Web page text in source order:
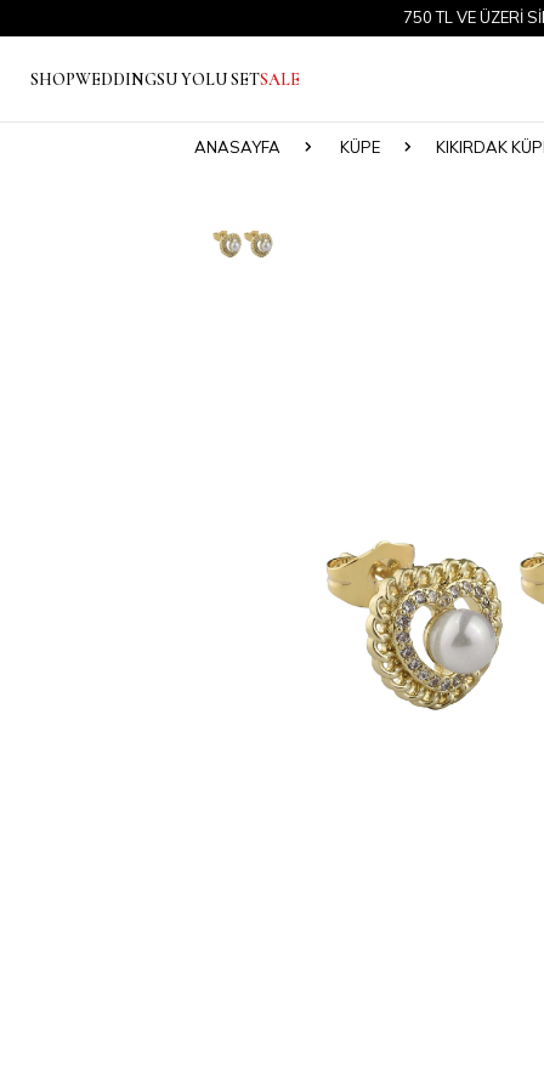
750 TL VE ÜZERİ
SHOPWEDDINGSU YOLU SETSALE
ANASAYFA KÜPE KIKIRDAK